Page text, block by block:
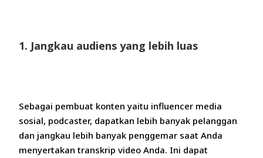
1. Jangkau audiens yang lebih luas
Sebagai pembuat konten yaitu influencer media
sosial, podcaster, dapatkan lebih banyak pelanggan
dan jangkau lebih banyak penggemar saat Anda
menyertakan transkrip video Anda. Ini dapat